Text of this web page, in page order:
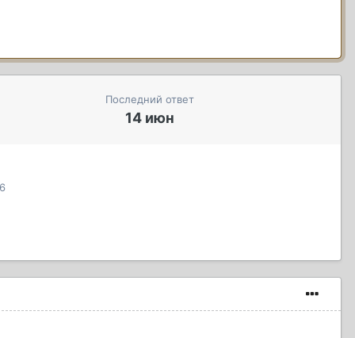
Последний ответ
14 июн